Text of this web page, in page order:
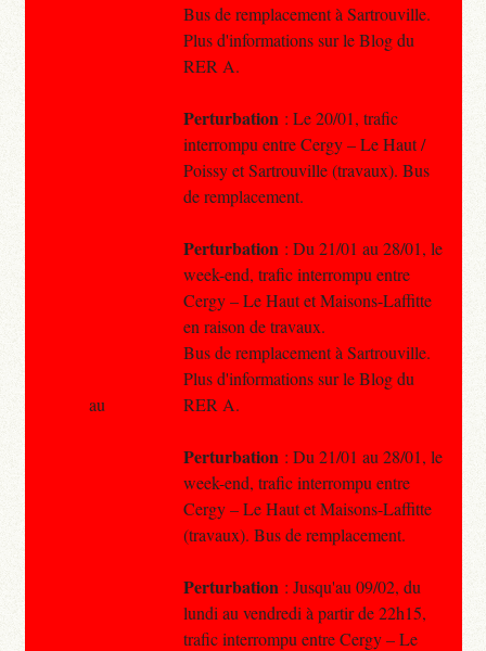
Bus de remplacement à Sartrouville.
Plus d'informations sur le Blog du
RER A.
Perturbation : Le 20/01, trafic
interrompu entre Cergy – Le Haut /
Poissy et Sartrouville (travaux). Bus
de remplacement.
Perturbation : Du 21/01 au 28/01, le
week-end, trafic interrompu entre
Cergy – Le Haut et Maisons-Laffitte
en raison de travaux.
Bus de remplacement à Sartrouville.
Plus d'informations sur le Blog du
RER A.
Perturbation : Du 21/01 au 28/01, le
week-end, trafic interrompu entre
Cergy – Le Haut et Maisons-Laffitte
(travaux). Bus de remplacement.
Perturbation : Jusqu'au 09/02, du
lundi au vendredi à partir de 22h15,
trafic interrompu entre Cergy – Le
au